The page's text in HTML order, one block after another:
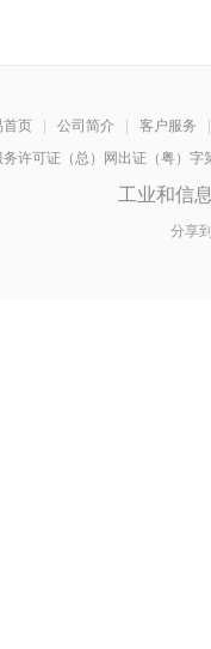
首页 | 公司简介 | 客户服务
|
许可证（总）网出证（粤）
工业和信
分享